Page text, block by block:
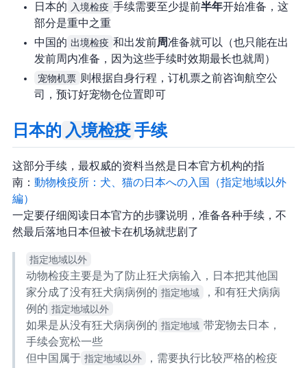
日本的 入境检疫 手续需要至少提前半年开始准备，这
部分是重中之重
中国的 出境检疫 和 出发前2周准备就可以（也只能在出
发前 2 周内准备，因为这些手续时效期最长也就 2 周）
宠物机票 则根据自身行程，订机票之前咨询航空公
司，预订好宠物仓位置即可
日本的 入境检疫 手续
这部分手续，最权威的资料当然是日本官方机构的指
南： 動物検疫所：犬、猫の日本への入国 （指定地域以外
編）
一定要仔细阅读日本官方的步骤说明，准备各种手续，不
然最后落地日本但被卡在机场就悲剧了
指定地域以外
动物检疫主要是为了防止狂犬病输入，日本把其他国
家分成了没有狂犬病病例的 指定地域
，和有狂犬病病
例的 指定地域以外
如果是从没有狂犬病病例的 指定地域 带宠物去日本，
手续会宽松一些
但中国属于 指定地域以外
，需要执行比较严格的检疫